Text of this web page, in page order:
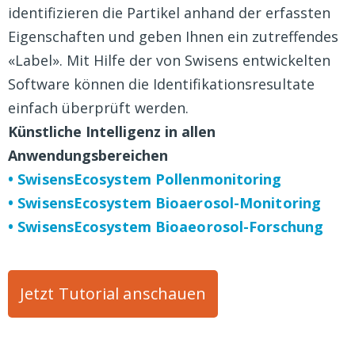
identifizieren die Partikel anhand der erfassten
Eigenschaften und geben Ihnen ein zutreffendes
«Label». Mit Hilfe der von Swisens entwickelten
Software können die Identifikationsresultate
einfach überprüft werden.
Künstliche Intelligenz in allen
Anwendungsbereichen
• SwisensEcosystem Pollenmonitoring
• SwisensEcosystem Bioaerosol-Monitoring
• SwisensEcosystem Bioaeorosol-Forschung
Jetzt Tutorial anschauen